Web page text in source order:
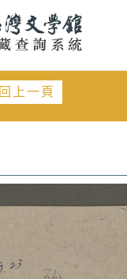
回上一頁